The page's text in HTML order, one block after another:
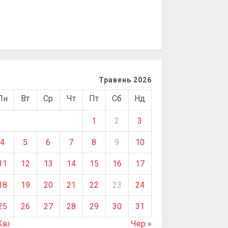
Травень 2026
Вт Ср Чт Пт Сб Нд
1 2 3
4 5 6 7 8 9 10
12 13 14 15 16 17
19 20 21 22 23 24
26 27 28 29 30
31
Чер »